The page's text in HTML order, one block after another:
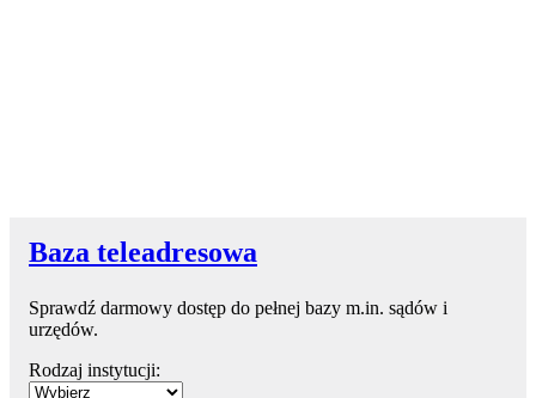
Baza teleadresowa
Sprawdź darmowy dostęp do pełnej bazy m.in. sądów i
urzędów.
Rodzaj instytucji: